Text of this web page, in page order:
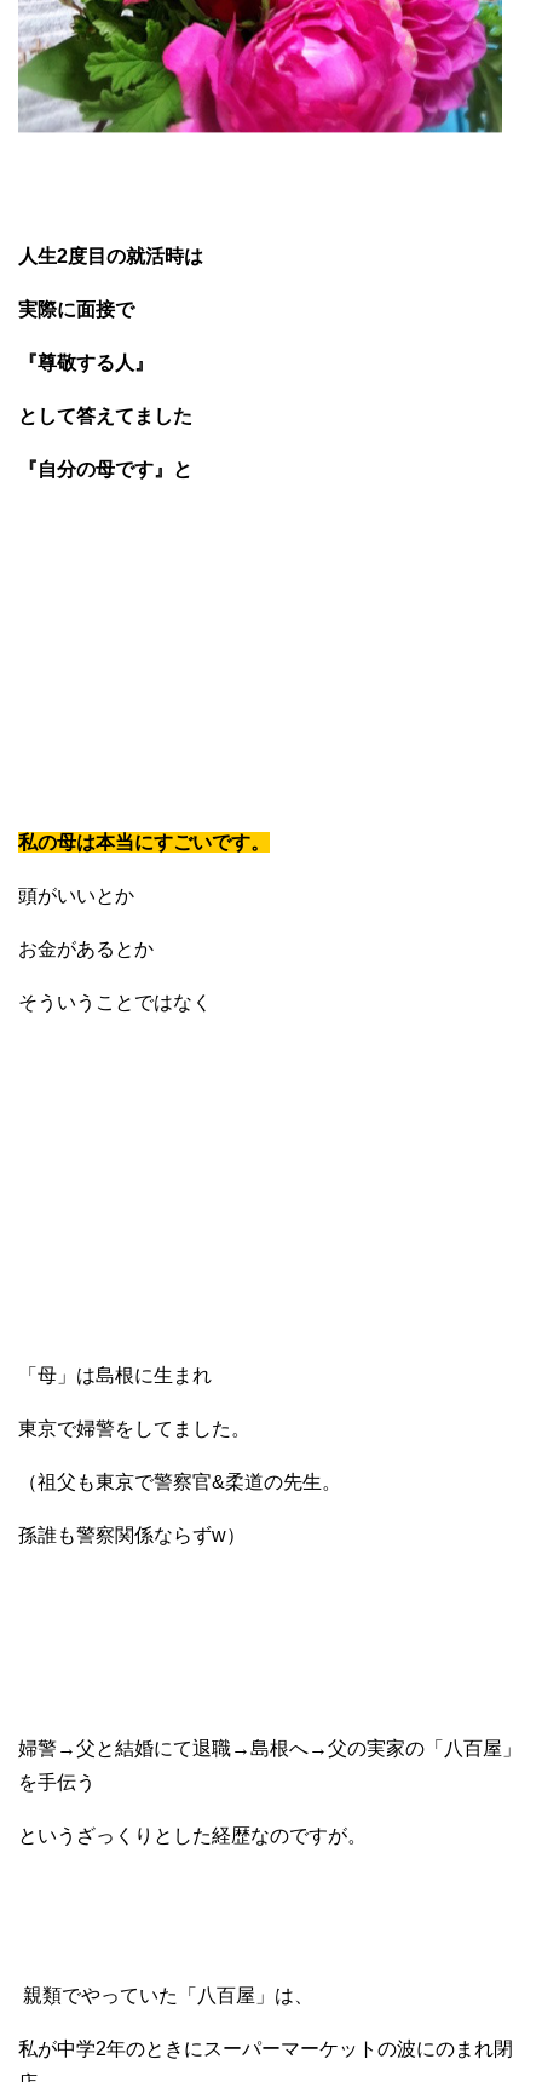
人生2度目の就活時は
実際に面接で
『尊敬する人』
として答えてました
『自分の母です』と
私の母は本当にすごいです。
頭がいいとか
お金があるとか
そういうことではなく
「母」は島根に生まれ
東京で婦警をしてました。
（祖父も東京で警察官&柔道の先生。
孫誰も警察関係ならずw）
婦警→父と結婚にて退職→島根へ→父の実家の「八百屋」
を手伝う
というざっくりとした経歴なのですが。
親類でやっていた「八百屋」は、
私が中学2年のときにスーパーマーケットの波にのまれ閉